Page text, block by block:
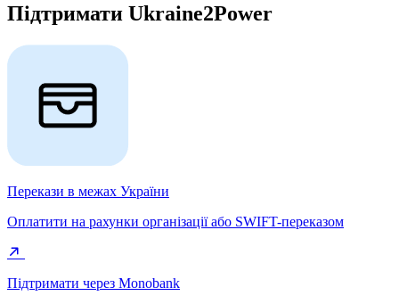
Підтримати Ukraine2Power
Перекази в межах України
Оплатити на рахунки організації або SWIFT-переказом
Підтримати через Monobank